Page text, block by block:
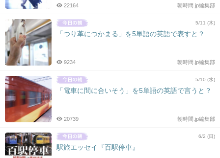
朝時間.jp編集部
22164
5/11 (木)
「つり革につかまる」を5単語の英語で表すと？
朝時間.jp編集部
9234
5/10 (水)
「電車に間に合いそう」を5単語の英語で言うと？
朝時間.jp編集部
20739
6/2 (日)
駅旅エッセイ『百駅停車』